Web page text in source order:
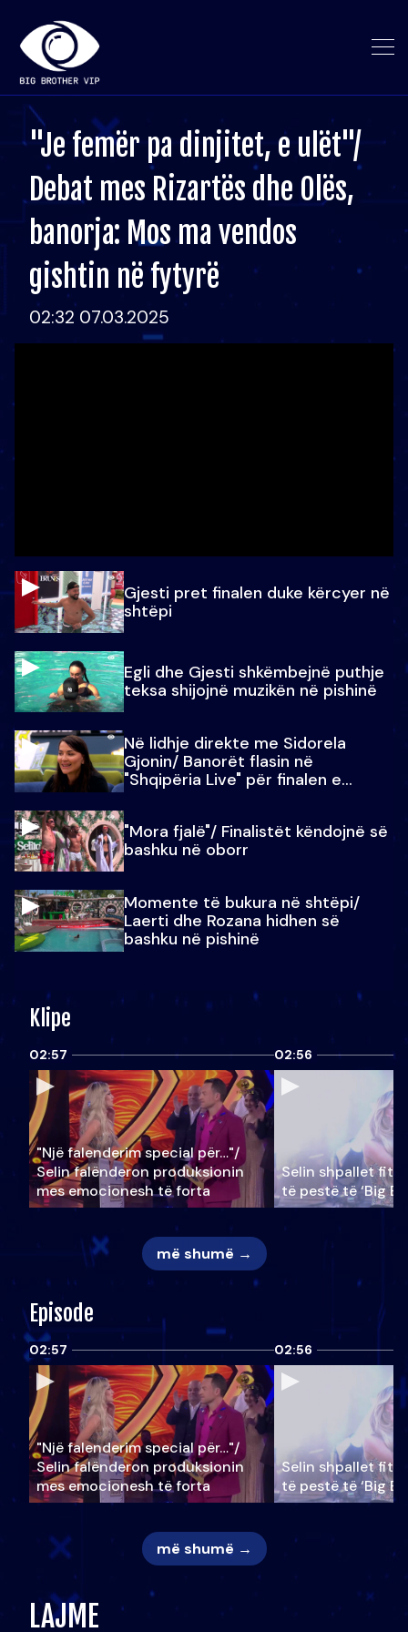
"Je femër pa dinjitet, e ulët"/
Debat mes Rizartës dhe Olës,
banorja: Mos ma vendos
gishtin në fytyrë
02:32 07.03.2025
Gjesti pret finalen duke kërcyer në
shtëpi
Egli dhe Gjesti shkëmbejnë puthje
teksa shijojnë muzikën në pishinë
Në lidhje direkte me Sidorela
Gjonin/ Banorët flasin në
"Shqipëria Live" për finalen e
"Mora fjalë"/ Finalistët këndojnë së
bashku në oborr
Momente të bukura në shtëpi/
Laerti dhe Rozana hidhen së
bashku në pishinë
Klipe
02:57
"Një falenderim special për…"/
Selin falënderon produksionin
mes emocionesh të forta
02:56
Selin shpallet
të pestë të ‘Big
më shumë →
Episode
02:57
"Një falenderim special për…"/
Selin falënderon produksionin
mes emocionesh të forta
02:56
Selin shpallet
të pestë të ‘Big
më shumë →
LAJME